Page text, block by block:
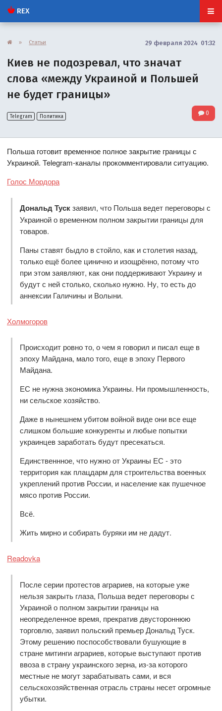
REX
» Статьи 29 февраля 2024 01:32
Киев не подозревал, что значат
слова «между Украиной и Польшей
не будет границы»
Telegram Политика 0
Польша готовит временное полное закрытие границы с
Украиной. Telegram-каналы прокомментировали ситуацию.
Голос Мордора
Дональд Тускзаявил, что Польша ведет переговоры с
Украиной о временном полном закрытии границы для
товаров.
Паны ставят быдло в стойло, как и столетия назад,
только ещё более цинично и изощрённо, потому что
при этом заявляют, как они поддерживают Украину и
будут с ней столько, сколько нужно. Ну, то есть до
аннексии Галичины и Волыни.
Холмогоров
Происходит ровно то, о чем я говорил и писал еще в
эпоху Майдана, мало того, еще в эпоху Первого
Майдана.
ЕС не нужна экономика Украины. Ни промышленность,
ни сельское хозяйство.
Даже в нынешнем убитом войной виде они все еще
слишком большие конкуренты и любые попытки
украинцев заработать будут пресекаться.
Единственнное, что нужно от Украины ЕС - это
территория как плацдарм для строительства военных
укреплений против России, и население как пушечное
мясо против России.
Всё.
Жить мирно и собирать буряки им не дадут.
Readovka
После серии протестов аграриев, на которые уже
нельзя закрыть глаза, Польша ведет переговоры с
Украиной о полном закрытии границы на
неопределенное время, прекратив двустороннюю
торговлю, заявил польский премьер Дональд Туск.
Этому решению поспособствовали бушующие в
стране митинги аграриев, которые выступают против
ввоза в страну украинского зерна, из-за которого
местные не могут зарабатывать сами, и вся
сельскохозяйственная отрасль страны несет огромные
убытки.